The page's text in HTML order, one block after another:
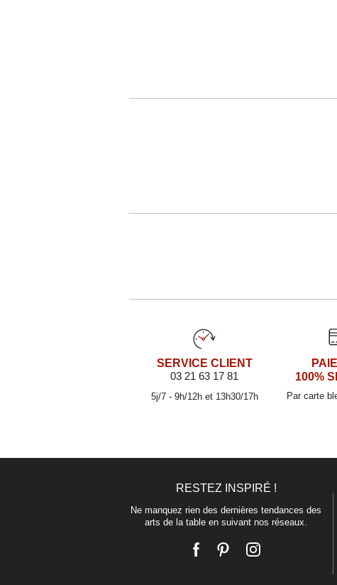
SERVICE CLIENT
03 21 63 17 81
5j/7 - 9h/12h et 13h30/17h
100%
Par carte
RESTEZ INSPIRÉ !
Ne manquez rien des dernières tendances des
arts de la table en suivant nos réseaux.